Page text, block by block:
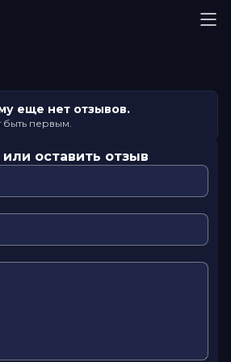
еще нет отзывов.
первым.
оставить отзыв